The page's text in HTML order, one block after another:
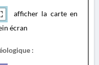
afficher la carte en
écran
: